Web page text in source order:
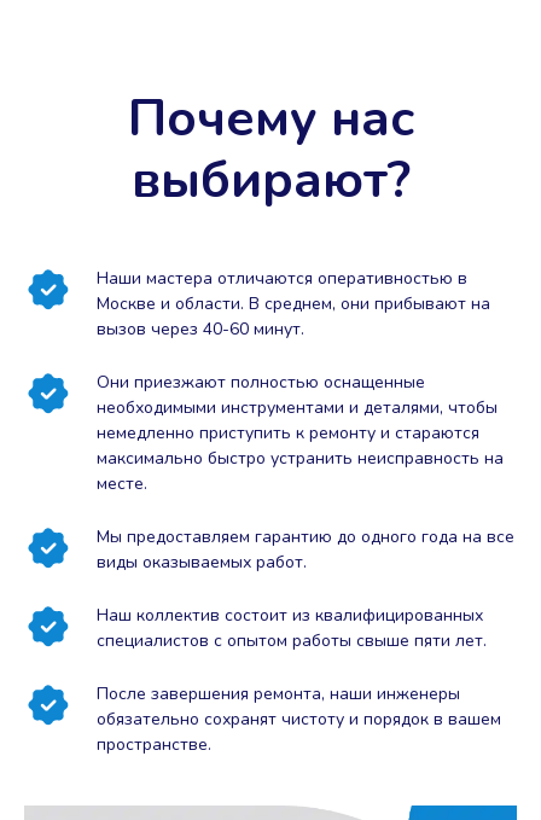
Почему нас
выбирают?
Наши мастера отличаются оперативностью в
Москве и области. В среднем, они прибывают на
вызов через 40-60 минут.
Они приезжают полностью оснащенные
необходимыми инструментами и деталями, чтобы
немедленно приступить к ремонту и стараются
максимально быстро устранить неисправность на
месте.
Мы предоставляем гарантию до одного года на все
виды оказываемых работ.
Наш коллектив состоит из квалифицированных
специалистов с опытом работы свыше пяти лет.
После завершения ремонта, наши инженеры
обязательно сохранят чистоту и порядок в вашем
пространстве.